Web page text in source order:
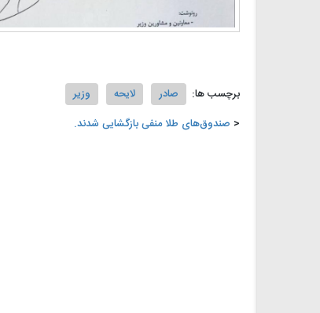
برچسب ها: صادر لایحه
وزیر
صندوق‌های طلا منفی بازگشایی شدند.